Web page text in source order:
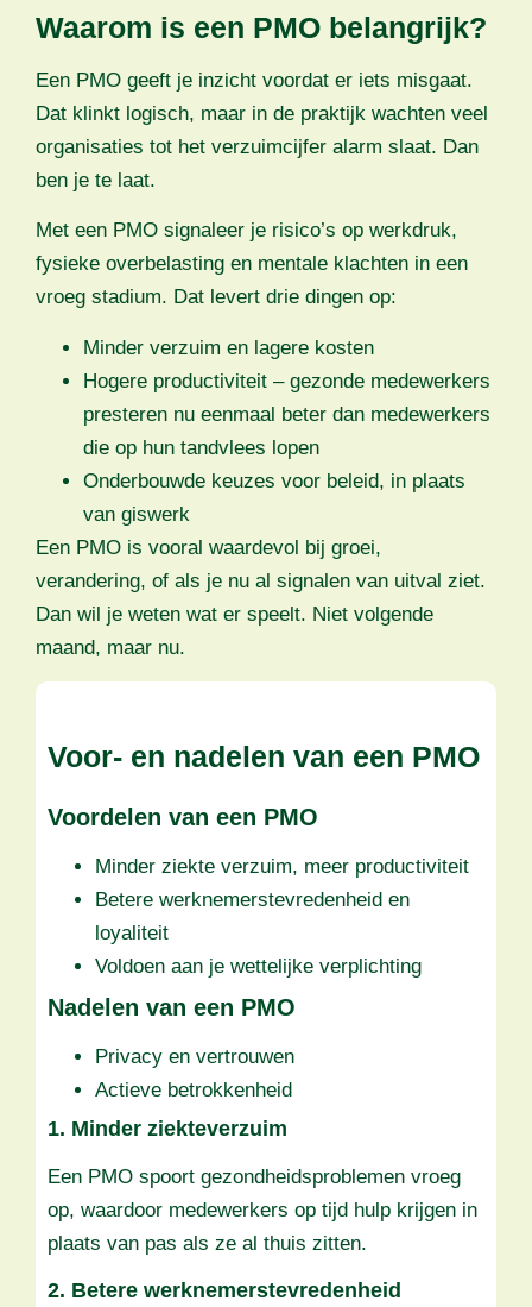
Waarom is een PMO belangrijk?
Een PMO geeft je inzicht voordat er iets misgaat.
Dat klinkt logisch, maar in de praktijk wachten veel
organisaties tot het verzuimcijfer alarm slaat. Dan
ben je te laat.
Met een PMO signaleer je risico’s op werkdruk,
fysieke overbelasting en mentale klachten in een
vroeg stadium. Dat levert drie dingen op:
Minder verzuim en lagere kosten
Hogere productiviteit – gezonde medewerkers
presteren nu eenmaal beter dan medewerkers
die op hun tandvlees lopen
Onderbouwde keuzes voor beleid, in plaats
van giswerk
Een PMO is vooral waardevol bij groei,
verandering, of als je nu al signalen van uitval ziet.
Dan wil je weten wat er speelt. Niet volgende
maand, maar nu.
Voor- en nadelen van een PMO
Voordelen van een PMO
Minder ziekte verzuim, meer productiviteit
Betere werknemerstevredenheid en
loyaliteit
Voldoen aan je wettelijke verplichting
Nadelen van een PMO
Privacy en vertrouwen
Actieve betrokkenheid
1. Minder ziekteverzuim
Een PMO spoort gezondheidsproblemen vroeg
op, waardoor medewerkers op tijd hulp krijgen in
plaats van pas als ze al thuis zitten.
2. Betere werknemerstevredenheid